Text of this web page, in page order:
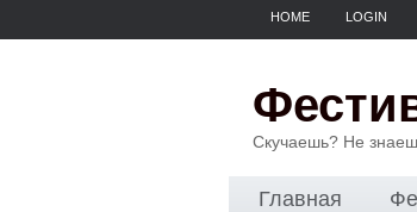
HOME LOGIN
Скучаешь? Не
Главная